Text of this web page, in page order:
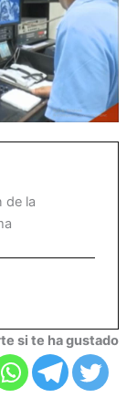
de la
si te ha gustado